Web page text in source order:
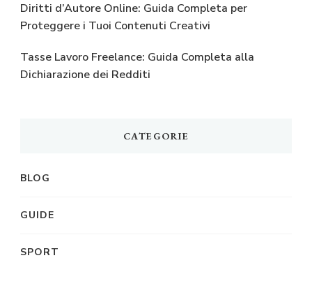
Diritti d’Autore Online: Guida Completa per
Proteggere i Tuoi Contenuti Creativi
Tasse Lavoro Freelance: Guida Completa alla
Dichiarazione dei Redditi
CATEGORIE
BLOG
GUIDE
SPORT